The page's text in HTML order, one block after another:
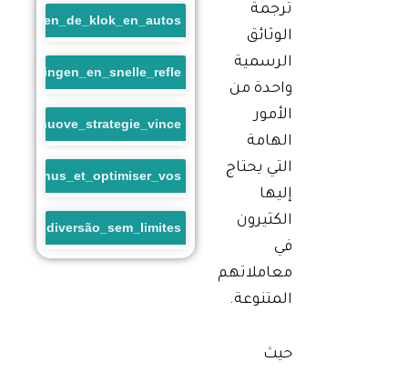
ترجمة
الوثائق
الرسمية
واحدة من
الأمور
الهامة
التي يحتاج
إليها
الكثيرون
في
معاملاتهم
المتنوعة.
حيث